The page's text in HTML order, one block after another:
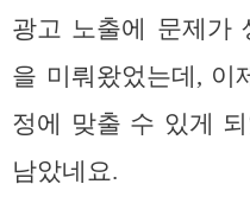
광고 노출에 문제가
을 미뤄왔었는데, 이
정에 맞출 수 있게
남았네요.